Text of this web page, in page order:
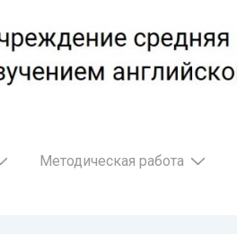
Методическая работа